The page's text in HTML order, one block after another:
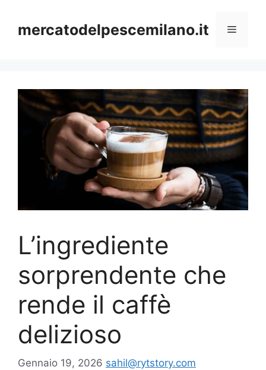
contenuto
mercatodelpescemilano.it Menu
L’ingrediente
sorprendente che
rende il caffè
delizioso
Gennaio 19, 2026 sahil@rytstory.com